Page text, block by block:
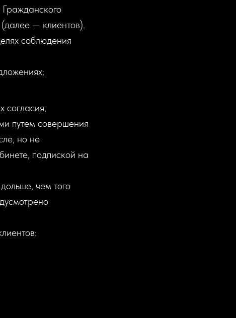
— клиентов).
соблюдения
согласия,
путем совершения
но не
подпиской на
чем того